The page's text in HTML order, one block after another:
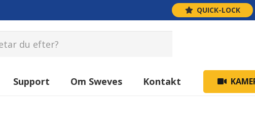
QUICK-LOCK
Support Om Sweves Kontakt